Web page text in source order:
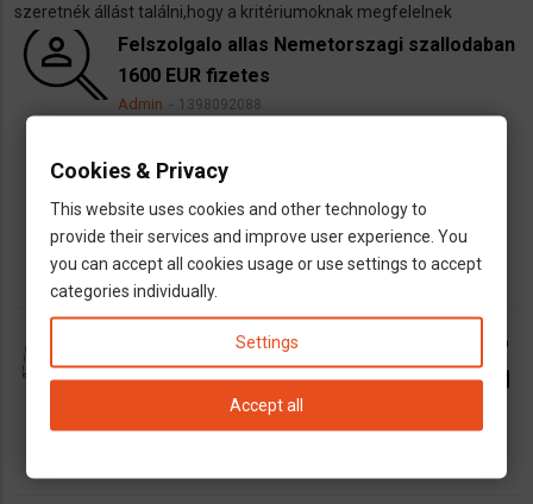
állást
keresek)
szeretnék állást találni,hogy a kritériumoknak megfelelnek
Felszolgalo allas Nemetorszagi szallodaban
1600 EUR fizetes
Admin 1398092088
map Niedernberg
euro
dns Fordító
call
email
Cookies & Privacy
This website uses cookies and other technology to
provide their services and improve user experience. You
you can accept all cookies usage or use settings to accept
categories individually.
Settings
Accept all